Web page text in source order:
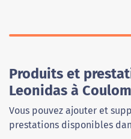
Produits et
Leonidas à
Vous pouvez ajouter et
prestations disponibles